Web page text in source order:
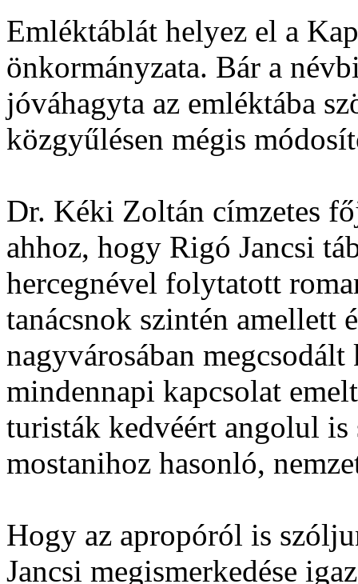
Emléktáblát helyez el a
önkormányzata. Bár a
jóváhagyta az emléktába
közgyűlésen mégis
Dr. Kéki Zoltán címzetes
ahhoz, hogy Rigó Jancsi
hercegnével folytatott
tanácsnok szintén amellett
nagyvárosában
mindennapi kapcsolat
turisták kedvéért angolul is
mostanihoz hasonló,
Hogy az apropóról is
Jancsi megismerkedése